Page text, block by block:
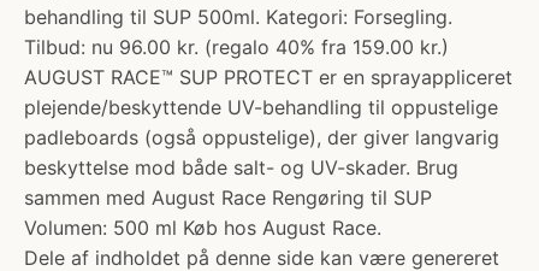
behandling til SUP 500ml. Kategori: Forsegling.
Tilbud: nu 96.00 kr. (regalo 40% fra 159.00 kr.)
AUGUST RACE™ SUP PROTECT er en sprayappliceret
plejende/beskyttende UV-behandling til oppustelige
padleboards (også oppustelige), der giver langvarig
beskyttelse mod både salt- og UV-skader. Brug
sammen med August Race Rengøring til SUP
Volumen: 500 ml Køb hos August Race.
Dele af indholdet på denne side kan være genereret